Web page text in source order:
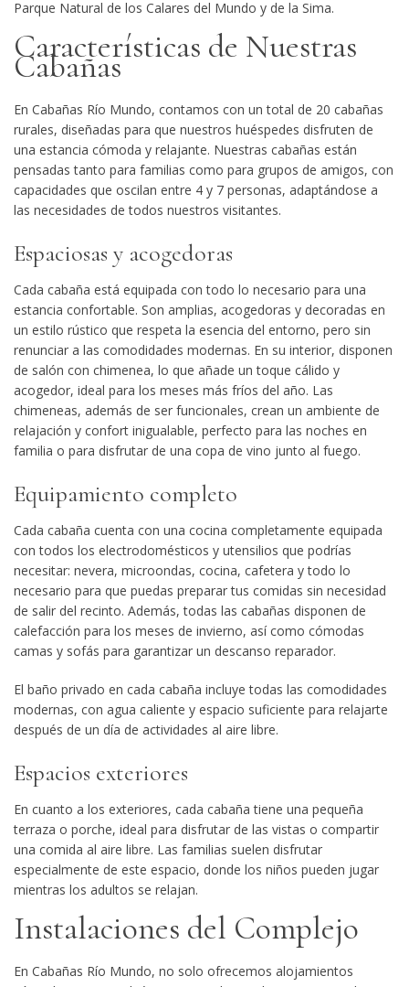
Parque Natural de los Calares del Mundo y de la Sima.
Características de Nuestras
Cabañas
En Cabañas Río Mundo, contamos con un total de 20 cabañas
rurales, diseñadas para que nuestros huéspedes disfruten de
una estancia cómoda y relajante. Nuestras cabañas están
pensadas tanto para familias como para grupos de amigos, con
capacidades que oscilan entre 4 y 7 personas, adaptándose a
las necesidades de todos nuestros visitantes.
Espaciosas y acogedoras
Cada cabaña está equipada con todo lo necesario para una
estancia confortable. Son amplias, acogedoras y decoradas en
un estilo rústico que respeta la esencia del entorno, pero sin
renunciar a las comodidades modernas. En su interior, disponen
de salón con chimenea, lo que añade un toque cálido y
acogedor, ideal para los meses más fríos del año. Las
chimeneas, además de ser funcionales, crean un ambiente de
relajación y confort inigualable, perfecto para las noches en
familia o para disfrutar de una copa de vino junto al fuego.
Equipamiento completo
Cada cabaña cuenta con una cocina completamente equipada
con todos los electrodomésticos y utensilios que podrías
necesitar: nevera, microondas, cocina, cafetera y todo lo
necesario para que puedas preparar tus comidas sin necesidad
de salir del recinto. Además, todas las cabañas disponen de
calefacción para los meses de invierno, así como cómodas
camas y sofás para garantizar un descanso reparador.
El baño privado en cada cabaña incluye todas las comodidades
modernas, con agua caliente y espacio suficiente para relajarte
después de un día de actividades al aire libre.
Espacios exteriores
En cuanto a los exteriores, cada cabaña tiene una pequeña
terraza o porche, ideal para disfrutar de las vistas o compartir
una comida al aire libre. Las familias suelen disfrutar
especialmente de este espacio, donde los niños pueden jugar
mientras los adultos se relajan.
Instalaciones del Complejo
En Cabañas Río Mundo, no solo ofrecemos alojamientos